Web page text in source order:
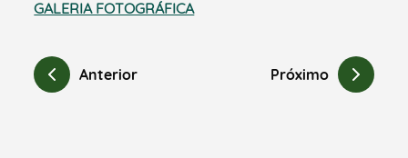
GALERIA FOTOGRÁFICA
Anterior Próximo